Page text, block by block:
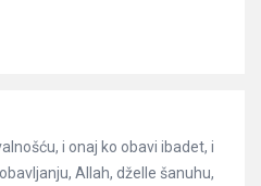
i onaj ko obavi ibadet, i
Allah, dželle šanuhu,